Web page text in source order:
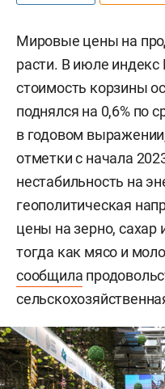
Мировые цены на
расти. В июле
стоимость корзины
поднялся на 0,6% по
в годовом
отметки с начала
нестабильность на
геополитическая
цены на зерно, сахар
тогда как мясо и
сообщила